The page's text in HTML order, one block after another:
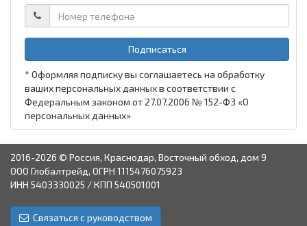
Подписаться
* Оформляя подписку вы соглашаетесь на обработку
ваших персональных данных в соответствии с
Федеральным законом от 27.07.2006 № 152-ФЗ «О
персональных данных»
2016-2026 © Россия, Краснодар, Восточный обход, дом 9
ООО Глобалтрейд, ОГРН 1115476075923
ИНН 5403330025 / КПП 540501001
Связаться с руководством